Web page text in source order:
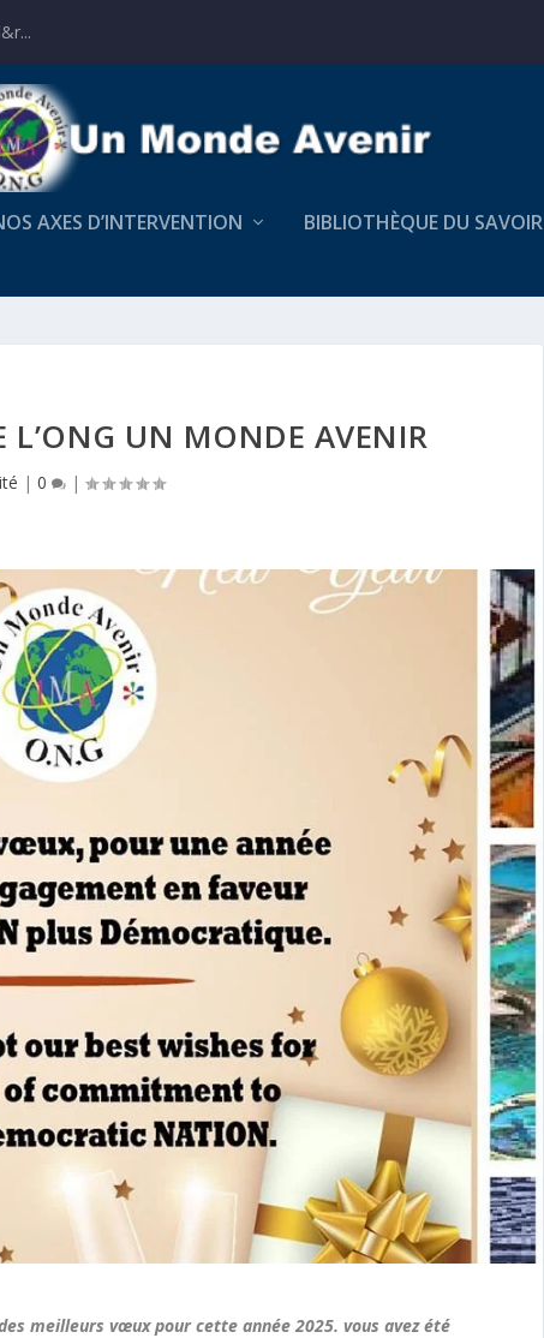
AXES D’INTERVENTION BIBLIOTHÈQUE DU SAVOIR
UN MONDE AVENIR
|0 |
meilleurs vœux pour cette année 2025. vous avez été